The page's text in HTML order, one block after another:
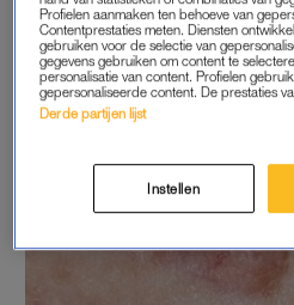
mensen die pech heeft. Bij hen
genetische afwijking.”
Profielen aanmaken ten behoeve van
Contentprestaties meten. Diensten
gebruiken voor de selectie van
gegevens gebruiken om content te
personalisatie van content. Profielen
gepersonaliseerde content. De prestaties
Derde partijen lijst
Instellen